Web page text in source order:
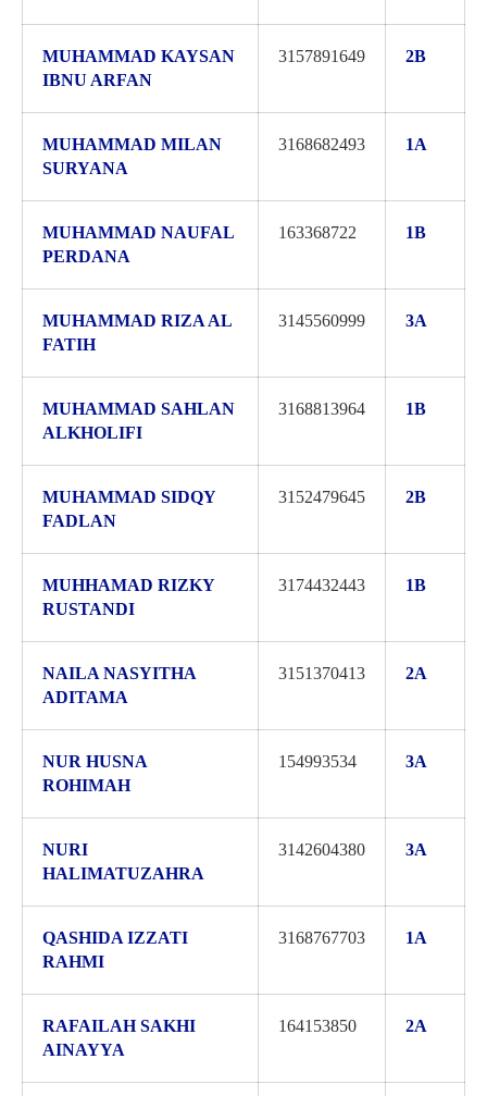
MUHAMMAD KAYSAN
IBNU ARFAN
3157891649 2B
MUHAMMAD MILAN
SURYANA
3168682493 1A
MUHAMMAD NAUFAL
PERDANA
163368722 1B
MUHAMMAD RIZA AL
FATIH
3145560999 3A
MUHAMMAD SAHLAN
ALKHOLIFI
3168813964 1B
MUHAMMAD SIDQY
FADLAN
3152479645 2B
MUHHAMAD RIZKY
RUSTANDI
3174432443 1B
NAILA NASYITHA
ADITAMA
3151370413 2A
NUR HUSNA
ROHIMAH
154993534 3A
NURI
HALIMATUZAHRA
3142604380 3A
QASHIDA IZZATI
RAHMI
3168767703 1A
RAFAILAH SAKHI
AINAYYA
164153850 2A